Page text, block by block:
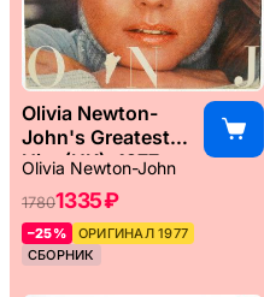
Olivia Newton-
John's Greatest
Hits (UK), 1977
Olivia Newton-John
17801335 ₽
–25%
ОРИГИНАЛ 1977
СБОРНИК